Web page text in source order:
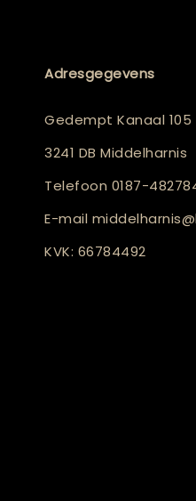
Adresgegevens
Gedempt Kanaal 105
3241 DB Middelharnis
Telefoon 0187-
E-mail
KVK: 66784492